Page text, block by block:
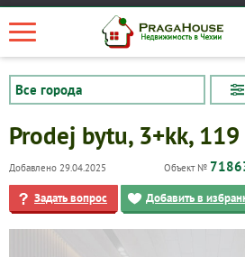
Prodej bytu, 3+kk, 119
Добавлено 29.04.2025 Объект №
Задать вопрос Добавить в